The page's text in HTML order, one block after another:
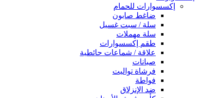
إكسسوارات للحمام
ضاغط صابون
سلة / سبت غسيل
سلة مهملات
طقم إكسسوارات
علاقة / شماعات حائطية
صبانات
فرشاة تواليت
فواطة
ضد الإنزلاق